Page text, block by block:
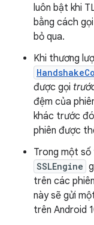
luôn bật khi
bằng cách gọi
bỏ qua.
Khi thương
được gọi
đệm của
khác trước
phiên được
Trong một
SSLEngine
trên các
này sẽ gửi
trên Android